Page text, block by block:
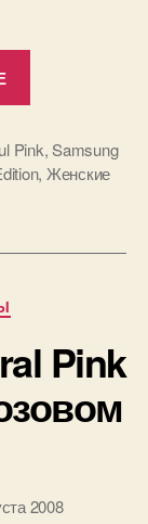
SGH-
U900
Pink,Samsung
, Женские
Pink
2008